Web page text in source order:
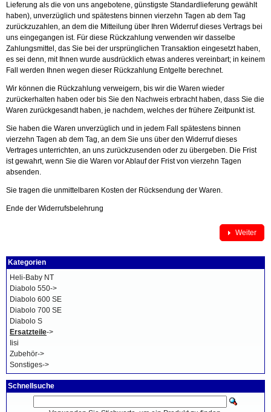
Lieferung als die von uns angebotene, günstigste Standardlieferung gewählt
haben), unverzüglich und spätestens binnen vierzehn Tagen ab dem Tag
zurückzuzahlen, an dem die Mitteilung über Ihren Widerruf dieses Vertrags bei
uns eingegangen ist. Für diese Rückzahlung verwenden wir dasselbe
Zahlungsmittel, das Sie bei der ursprünglichen Transaktion eingesetzt haben,
es sei denn, mit Ihnen wurde ausdrücklich etwas anderes vereinbart; in keinem
Fall werden Ihnen wegen dieser Rückzahlung Entgelte berechnet.
Wir können die Rückzahlung verweigern, bis wir die Waren wieder
zurückerhalten haben oder bis Sie den Nachweis erbracht haben, dass Sie die
Waren zurückgesandt haben, je nachdem, welches der frühere Zeitpunkt ist.
Sie haben die Waren unverzüglich und in jedem Fall spätestens binnen
vierzehn Tagen ab dem Tag, an dem Sie uns über den Widerruf dieses
Vertrages unterrichten, an uns zurückzusenden oder zu übergeben. Die Frist
ist gewahrt, wenn Sie die Waren vor Ablauf der Frist von vierzehn Tagen
absenden.
Sie tragen die unmittelbaren Kosten der Rücksendung der Waren.
Ende der Widerrufsbelehrung
Weiter
Kategorien
Heli-Baby NT
Diabolo 550->
Diabolo 600 SE
Diabolo 700 SE
Diabolo S
Ersatzteile->
Iisi
Zubehör->
Sonstiges->
Schnellsuche